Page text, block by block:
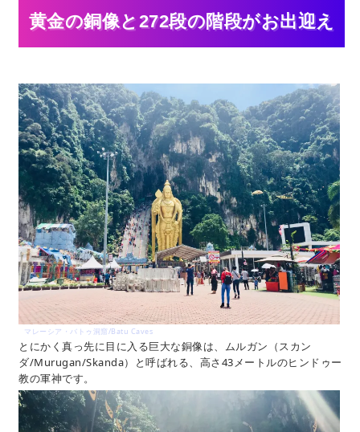
黄金の銅像と272段の階段がお出迎え
マレーシア・バトゥ洞窟/Batu Caves
とにかく真っ先に目に入る巨大な銅像は、ムルガン（スカン
ダ/Murugan/Skanda）と呼ばれる、高さ43メートルのヒンドゥー
教の軍神です。